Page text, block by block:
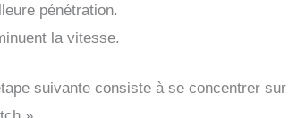
pénétration.
la vitesse.
suivante consiste à se concentrer sur